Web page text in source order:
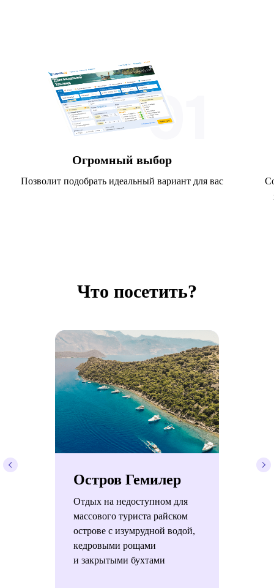
Огромный выбор
Позволит подобрать идеальный вариант для вас
Что посетить?
Остров Гемилер
Отдых на недоступном для
массового туриста райском
острове с изумрудной водой,
кедровыми рощами
и закрытыми бухтами